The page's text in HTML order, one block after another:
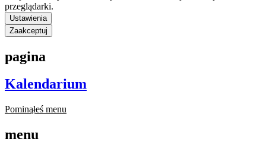
przeglądarki.
Ustawienia
Zaakceptuj
pagina
Kalendarium
Pominąłeś menu
menu